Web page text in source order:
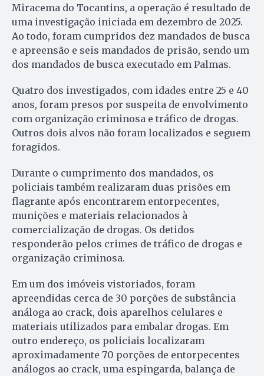
Miracema do Tocantins, a operação é resultado de
uma investigação iniciada em dezembro de 2025.
Ao todo, foram cumpridos dez mandados de busca
e apreensão e seis mandados de prisão, sendo um
dos mandados de busca executado em Palmas.
Quatro dos investigados, com idades entre 25 e 40
anos, foram presos por suspeita de envolvimento
com organização criminosa e tráfico de drogas.
Outros dois alvos não foram localizados e seguem
foragidos.
Durante o cumprimento dos mandados, os
policiais também realizaram duas prisões em
flagrante após encontrarem entorpecentes,
munições e materiais relacionados à
comercialização de drogas. Os detidos
responderão pelos crimes de tráfico de drogas e
organização criminosa.
Em um dos imóveis vistoriados, foram
apreendidas cerca de 30 porções de substância
análoga ao crack, dois aparelhos celulares e
materiais utilizados para embalar drogas. Em
outro endereço, os policiais localizaram
aproximadamente 70 porções de entorpecentes
análogos ao crack, uma espingarda, balança de